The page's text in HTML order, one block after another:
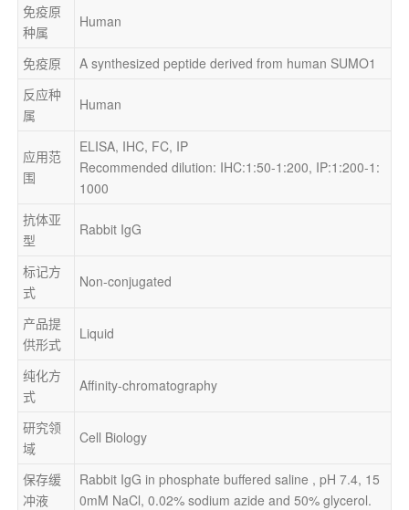
免疫原
种属
Human
免疫原
A synthesized peptide derived from human SUMO1
反应种
属
Human
应用范
围
ELISA, IHC, FC, IP
Recommended dilution: IHC:1:50-1:200, IP:1:200-1:
1000
抗体亚
型
Rabbit IgG
标记方
式
Non-conjugated
产品提
供形式
Liquid
纯化方
式
Affinity-chromatography
研究领
域
Cell Biology
保存缓
冲液
Rabbit IgG in phosphate buffered saline , pH 7.4, 15
0mM NaCl, 0.02% sodium azide and 50% glycerol.